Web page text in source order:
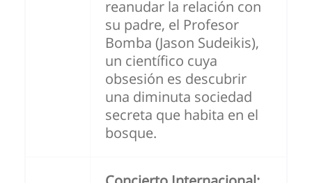
reanudar la relación con
su padre, el Profesor
Bomba (Jason Sudeikis),
un científico cuya
obsesión es descubrir
una diminuta sociedad
secreta que habita en el
bosque.